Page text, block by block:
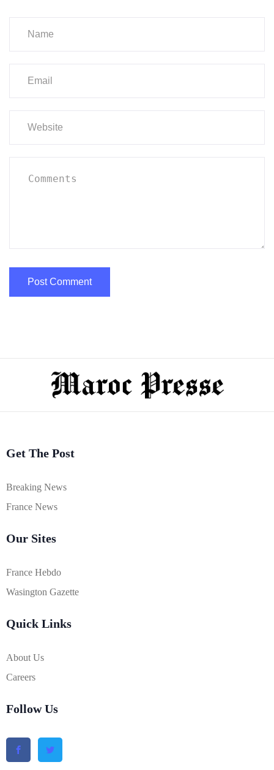
Get The Post
Breaking News
France News
Our Sites
France Hebdo
Wasington Gazette
Quick Links
About Us
Careers
Follow Us